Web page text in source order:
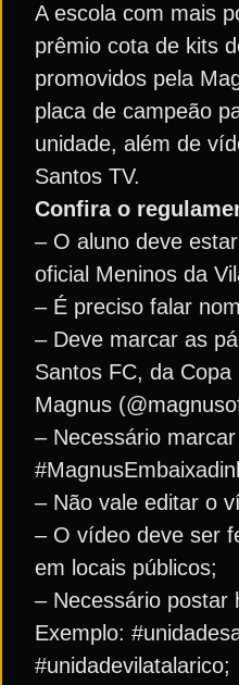
A escola com mais
prêmio cota de kits
promovidos pela
placa de campeão
unidade, além de
Santos TV.
Confira o
– O aluno deve
oficial Meninos da
– É preciso falar
– Deve marcar as
Santos FC, da
Magnus
– Necessário
– Não vale editar o
– O vídeo deve ser
em locais públicos;
– Necessário postar
Exemplo:
#unidadevilatalarico;